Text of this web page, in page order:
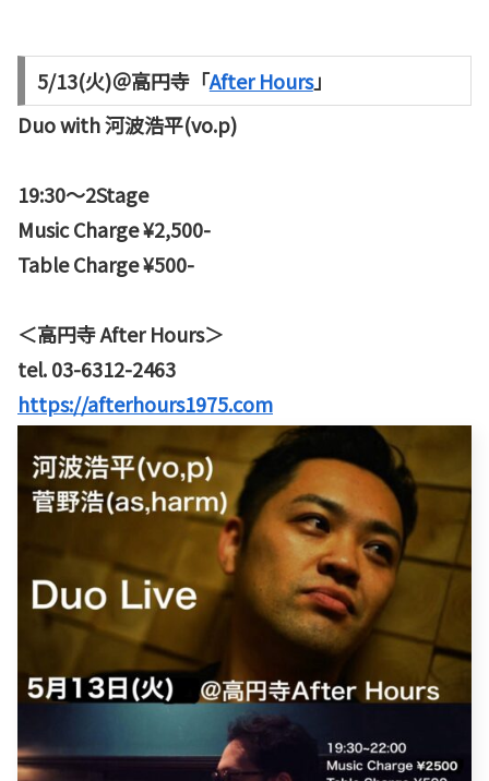
5/13(火)＠高円寺「After Hours」
Duo with 河波浩平(vo.p)
19:30〜2Stage
Music Charge ¥2,500-
Table Charge ¥500-
＜高円寺 After Hours＞
tel. 03-6312-2463
https://afterhours1975.com